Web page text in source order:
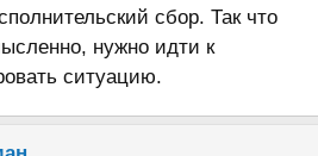
сбор. Так что
нужно идти к
ситуацию.